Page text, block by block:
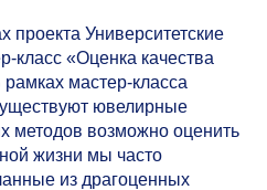
проекта Университетские
класс «Оценка качества
мастер-класса
ювелирные
методов возможно оценить
жизни мы часто
из драгоценных